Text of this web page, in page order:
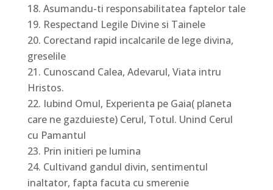
Asumandu-ti responsabilitatea faptelor tale
Respectand Legile Divine si Tainele
Corectand rapid incalcarile de lege divina,
greselile
Cunoscand Calea, Adevarul, Viata intru
Hristos.
Iubind Omul, Experienta pe Gaia( planeta
care ne gazduieste) Cerul, Totul. Unind Cerul
cu Pamantul
Prin initieri pe lumina
Cultivand gandul divin, sentimentul
inaltator, fapta facuta cu smerenie